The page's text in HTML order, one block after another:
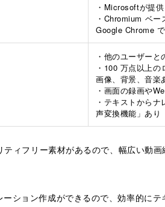
・Microsoftが提
・Chromium ベ
Google Chrome
・他のユーザー
・100 万点以上
画像、背景、音楽
・画面の録画や
・テキストから
声変換機能」あり
ィフリー素材があるので、幅広い動
ーション作成ができるので、効率的に